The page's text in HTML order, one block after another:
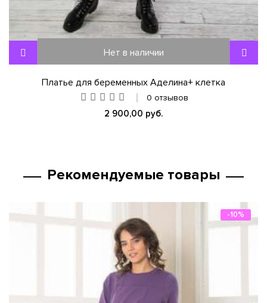
Нет в наличии
Платье для беременных Аделина+ клетка
0 отзывов
2 900,00 руб.
Рекомендуемые товары
-10%